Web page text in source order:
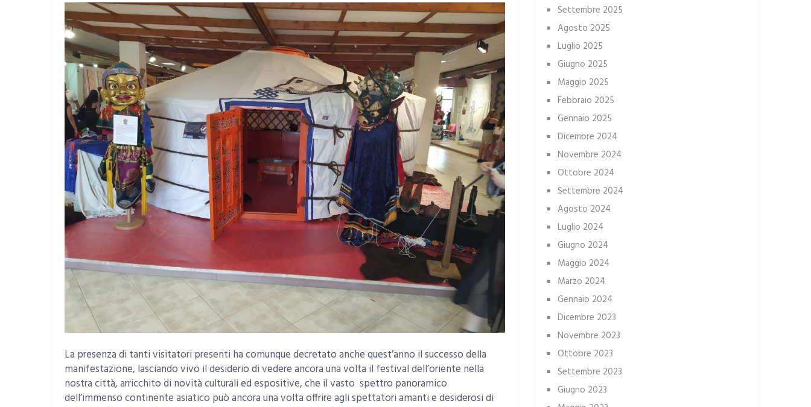
La presenza di tanti visitatori presenti ha comunque decretato anche quest’anno il successo della
manifestazione, lasciando vivo il desiderio di vedere ancora una volta il festival dell’oriente nella
nostra città, arricchito di novità culturali ed espositive, che il vasto spettro panoramico
dell’immenso continente asiatico può ancora una volta offrire agli spettatori amanti e desiderosi di
Settembre 2025
Agosto 2025
Luglio 2025
Giugno 2025
Maggio 2025
Febbraio 2025
Gennaio 2025
Dicembre 2024
Novembre 2024
Ottobre 2024
Settembre 2024
Agosto 2024
Luglio 2024
Giugno 2024
Maggio 2024
Marzo 2024
Gennaio 2024
Dicembre 2023
Novembre 2023
Ottobre 2023
Settembre 2023
Giugno 2023